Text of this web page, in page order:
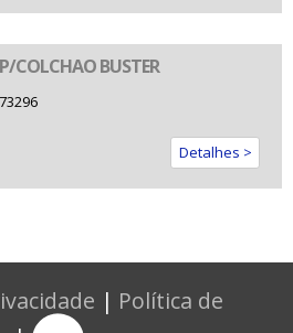
COLCHAO BUSTER
Detalhes >
| Política de